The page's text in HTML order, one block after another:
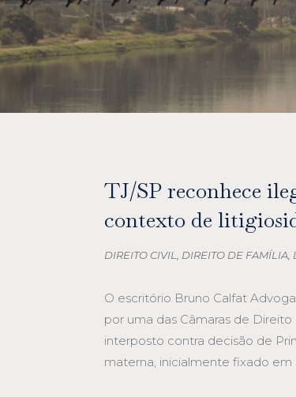
TJ/SP reconhece
contexto de
DIREITO CIVIL DIREITO DE FAMÍLIA
O escritório Bruno Calfat
por uma das Câmaras de
interposto contra decisão de
materna, inicialmente fixado